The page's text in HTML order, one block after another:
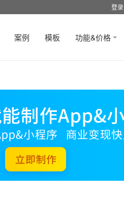
登录
案例 模板 功能&价格